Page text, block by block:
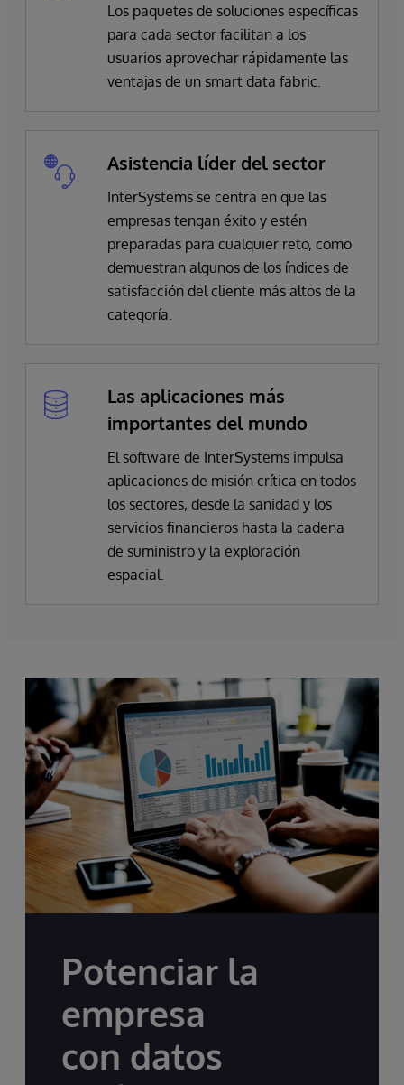
Los paquetes de soluciones específicas
para cada sector facilitan a los
usuarios aprovechar rápidamente las
ventajas de un smart data fabric.
Asistencia líder del sector
InterSystems se centra en que las
empresas tengan éxito y estén
preparadas para cualquier reto, como
demuestran algunos de los índices de
satisfacción del cliente más altos de la
categoría.
Las aplicaciones más
importantes del mundo
El software de InterSystems impulsa
aplicaciones de misión crítica en todos
los sectores, desde la sanidad y los
servicios financieros hasta la cadena
de suministro y la exploración
espacial.
Potenciar la
empresa
con datos